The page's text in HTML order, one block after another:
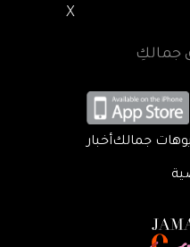
X
جمالكِ
جمالكأخبار